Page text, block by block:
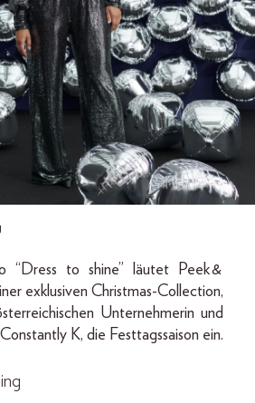
to shine” läutet Peek &
exklusiven Christmas-Collection,
Unternehmerin und
K, die Festtagssaison ein.